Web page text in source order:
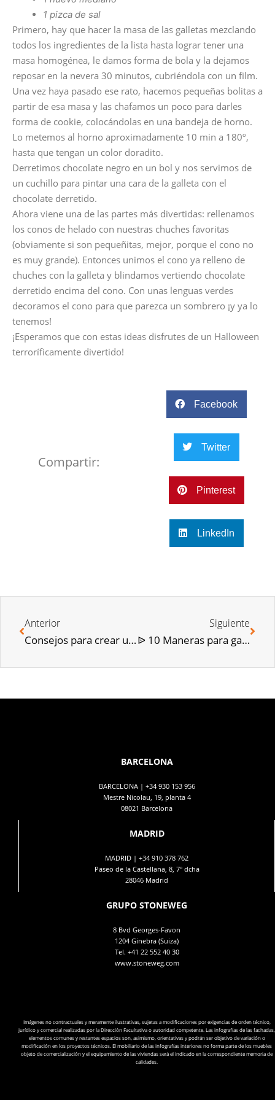
1 pizca de sal
Primero, hay que hacer la masa de las galletas mezclando
todos los ingredientes de la lista hasta lograr tener una
masa homogénea, le damos forma de bola y la dejamos
reposar en la nevera 30 minutos, cubriéndola con un film.
Una vez haya pasado ese rato, hacemos pequeñas bolitas a
partir de esa masa y las chafamos un poco para darles
forma de cookie, colocándolas en una bandeja de horno.
Lo metemos al horno aproximadamente 10 min a 180º,
hasta que tengan un color doradito.
Derretimos chocolate negro en un bol y nos servimos de
un cuchillo para pintar una cara de la galleta con el
chocolate derretido.
Ahora viene una de las partes más divertidas: rellenamos
los conos de helado con nuestras chuches favoritas
(obviamente si son pequeñitas, mejor, porque el cono no
es muy grande). Entonces unimos el cono ya relleno de
chuches con la galleta y blindamos vertiendo chocolate
derretido encima del cono. Con unas lenguas verdes
decoramos el cono para que parezca un sombrero ¡y ya lo
tenemos!
¡Esperamos que con estas ideas disfrutes de un Halloween
terroríficamente divertido!
Compartir:
Facebook
Twitter
Pinterest
LinkedIn
Anterior
Consejos para crear una zona de estudio en casa
Siguiente
ᐉ 10 Maneras para garantizar el cobro del alquiler cada mes
BARCELONA
BARCELONA | +34 930 153 956
Mestre Nicolau, 19, planta 4
08021 Barcelona
MADRID
MADRID | +34 910 378 762
Paseo de la Castellana, 8, 7º dcha
28046 Madrid
GRUPO STONEWEG
8 Bvd Georges-Favon
1204 Ginebra (Suiza)
Tel. +41 22 552 40 30
www.stoneweg.com
Imágenes no contractuales y meramente ilustrativas, sujetas a modificaciones por exigencias de orden técnico,
jurídico y comercial realizadas por la Dirección Facultativa o autoridad competente. Las infografías de las fachadas,
elementos comunes y restantes espacios son, asimismo, orientativas y podrán ser objetivo de variación o
modificación en los proyectos técnicos. El mobiliario de las infografías interiores no forma parte de los muebles
objeto de comercialización y el equipamiento de las viviendas será el indicado en la correspondiente memoria de
calidades.